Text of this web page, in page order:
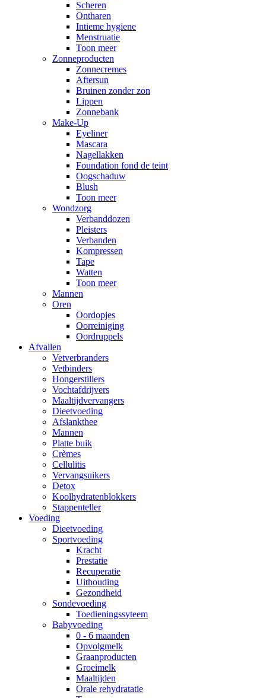
Scheren
Ontharen
Intieme hygiene
Menstruatie
Toon meer
Zonneproducten
Zonnecremes
Aftersun
Bruinen zonder zon
Lippen
Zonnebank
Make-Up
Eyeliner
Mascara
Nagellakken
Foundation fond de teint
Oogschaduw
Blush
Toon meer
Wondzorg
Verbanddozen
Pleisters
Verbanden
Kompressen
Tape
Watten
Toon meer
Mannen
Oren
Oordopjes
Oorreiniging
Oordruppels
Afvallen
Vetverbranders
Vetbinders
Hongerstillers
Vochtafdrijvers
Maaltijdvervangers
Dieetvoeding
Afslankthee
Mannen
Platte buik
Crèmes
Cellulitis
Vervangsuikers
Detox
Koolhydratenblokkers
Stappenteller
Voeding
Dieetvoeding
Sportvoeding
Kracht
Prestatie
Recuperatie
Uithouding
Gezondheid
Sondevoeding
Toedieningssyteem
Babyvoeding
0 - 6 maanden
Opvolgmelk
Graanproducten
Groeimelk
Maaltijden
Orale rehydratatie